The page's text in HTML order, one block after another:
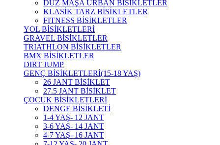
DÜZ MAŞA URBAN BİSİKLETLER
KLASİK TARZ BİSİKLETLER
FITNESS BİSİKLETLER
YOL BİSİKLETLERİ
GRAVEL BİSİKLETLER
TRIATHLON BİSİKLETLER
BMX BİSİKLETLER
DIRT JUMP
GENÇ BİSİKLETLERİ(15-18 YAŞ)
26 JANT BİSİKLET
27.5 JANT BİSİKLET
ÇOCUK BİSİKLETLERİ
DENGE BİSİKLETİ
1-4 YAŞ- 12 JANT
3-6 YAŞ- 14 JANT
4-7 YAŞ- 16 JANT